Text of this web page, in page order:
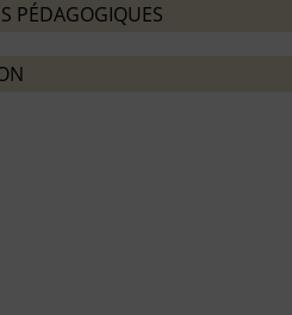
PÉDAGOGIQUES